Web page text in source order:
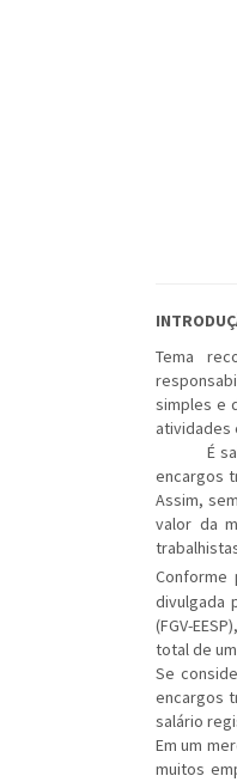
Tema
simples e
atividades
É
encargos
Assim,
valor da
Conforme
divulgada
(FGV-
total de
Se
encargos
salário
Em um
muitos